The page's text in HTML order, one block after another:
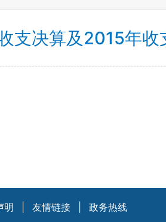
支决算及2015年收
明 友情链接 政务热线